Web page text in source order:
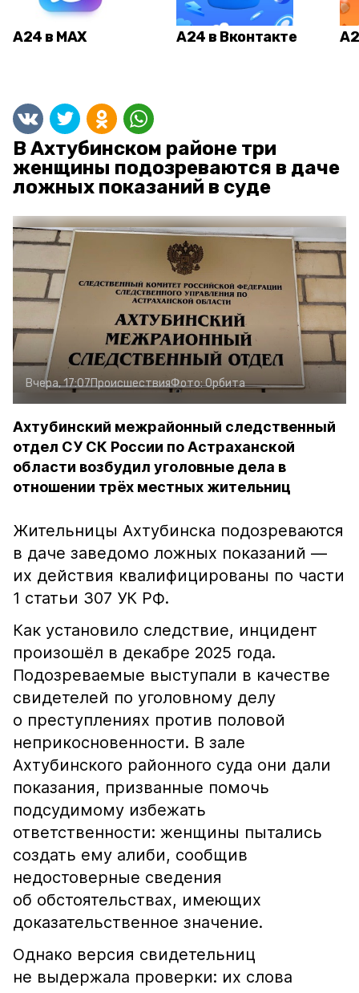
А24 в MAX А24 в Вконтакте
В Ахтубинском районе три
женщины подозреваются в даче
ложных показаний в суде
Вчера, 17:07ПроисшествияФото:Орбита
Ахтубинский межрайонный следственный
отдел СУ СК России по Астраханской
области возбудил уголовные дела в
отношении трёх местных жительниц
Жительницы Ахтубинска подозреваются
в даче заведомо ложных показаний —
их действия квалифицированы по части
1 статьи 307 УК РФ.
Как установило следствие, инцидент
произошёл в декабре 2025 года.
Подозреваемые выступали в качестве
свидетелей по уголовному делу
о преступлениях против половой
неприкосновенности. В зале
Ахтубинского районного суда они дали
показания, призванные помочь
подсудимому избежать
ответственности: женщины пытались
создать ему алиби, сообщив
недостоверные сведения
об обстоятельствах, имеющих
доказательственное значение.
Однако версия свидетельниц
не выдержала проверки: их слова